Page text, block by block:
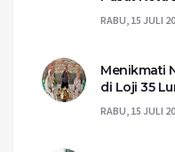
RABU, 15 JULI
Menikmati
di Loji 35
RABU, 15 JULI